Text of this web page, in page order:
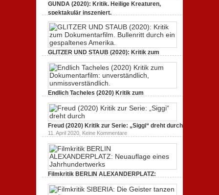
GUNDA (2020): Kritik. Heilige Kreaturen,
spektakulär inszeniert.
GUNDA
(2020):
Kritik.
Kreaturen,
spektakulär
GLITZER UND STAUB (2020): Kritik zum
Dokumentarfilm. Bullenritt durch ein
gespaltenes Amerika.
3. Oktober 2020,Keine Kommentarezu
UND
STAUB
Kritik
zum
Bullenritt
durch
ein
Endlich Tacheles (2020) Kritik zum
Dokumentarfilm: unverständlich,
unmissverständlich.
19. Mai 2020,Keine Kommentare
Endlich
Tacheles
(2020)
unverständlich,
Freud (2020) Kritik zur Serie: „Siggi“ dreht durch
11. April 2020, Keine Kommentarezu
Freud
(2020)
zur
dreht
durch
Filmkritik BERLIN ALEXANDERPLATZ:
Neuauflage eines Jahrhundertwerks
1. März 2020,Keine Kommentarezu